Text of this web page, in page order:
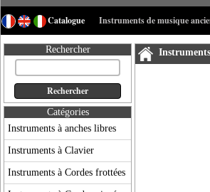
Catalogue Instruments de musique
Rechercher
Catégories
Instruments à anches libres
Instruments à Clavier
Instruments à Cordes frottées